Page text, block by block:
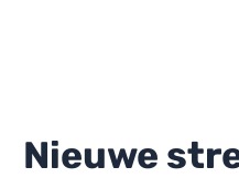
Nieuwe